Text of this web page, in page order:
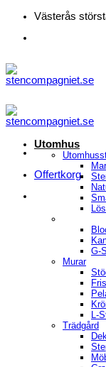
Skip
content
Västerås
Offertkorg
Utomhus
G-
Murar
L-
Trädgård